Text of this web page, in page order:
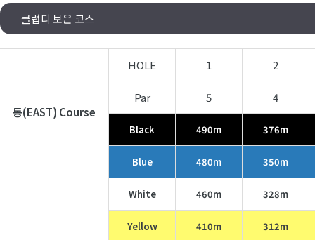
클럽디 보은 코스
동(EAST) Course
HOLE 1 2
Par 5 4
Black 490m 376m
Blue 480m 350m
White 460m 328m
Yellow 410m 312m